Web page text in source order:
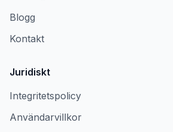
Blogg
Kontakt
Juridiskt
Integritetspolicy
Användarvillkor